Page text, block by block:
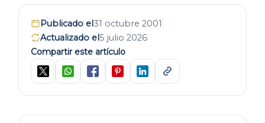
Publicado el31 octubre 2001
Actualizado el5 julio 2026
Compartir este artículo